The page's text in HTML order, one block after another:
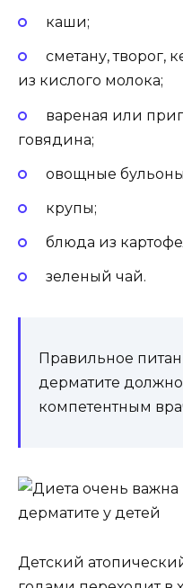
каши;
сметану, творог,
из кислого молока;
вареная или
говядина;
овощные
крупы;
блюда из
зеленый чай.
Правильное
дерматите должно
компетентным
Детский